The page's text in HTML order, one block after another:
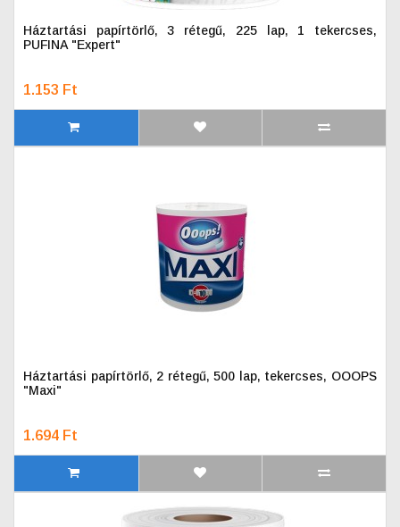
Háztartási papírtörlő, 3 rétegű, 225 lap, 1 tekercses,
PUFINA "Expert"
1.153 Ft
Háztartási papírtörlő, 2 rétegű, 500 lap, tekercses, OOOPS
"Maxi"
1.694 Ft